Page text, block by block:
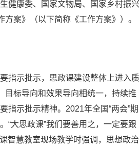
健康委、国家文物局、国家乡村振兴
案》（以下简称《工作方案》）。
指示批示，思政课建设整体上进入质
目标导向和效果导向相统一，持续推
指示批示精神。2021年全国“两会”期
“大思政课”我们要善用之，一定要跟
智慧教室现场教学时强调，思想政治